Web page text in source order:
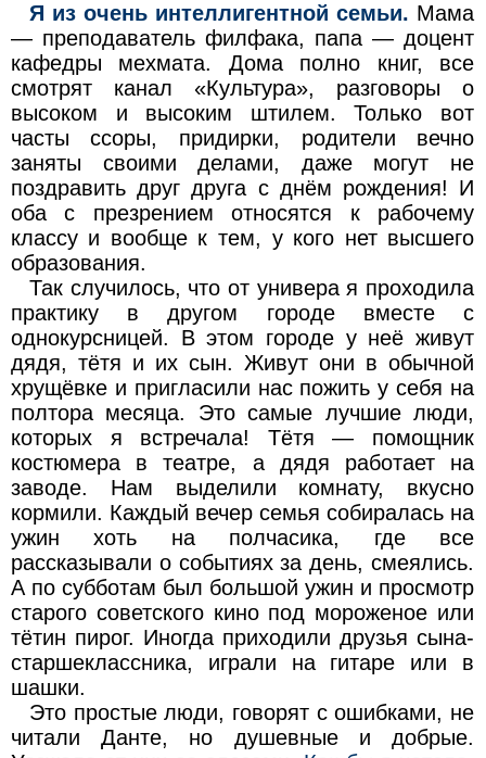
Я из очень интеллигентной семьи. Мама
— преподаватель филфака, папа — доцент
кафедры мехмата. Дома полно книг, все
смотрят канал «Культура», разговоры о
высоком и высоким штилем. Только вот
часты ссоры, придирки, родители вечно
заняты своими делами, даже могут не
поздравить друг друга с днём рождения! И
оба с презрением относятся к рабочему
классу и вообще к тем, у кого нет высшего
образования.
Так случилось, что от универа я проходила
практику в другом городе вместе с
однокурсницей. В этом городе у неё живут
дядя, тётя и их сын. Живут они в обычной
хрущёвке и пригласили нас пожить у себя на
полтора месяца. Это самые лучшие люди,
которых я встречала! Тётя — помощник
костюмера в театре, а дядя работает на
заводе. Нам выделили комнату, вкусно
кормили. Каждый вечер семья собиралась на
ужин хоть на полчасика, где все
рассказывали о событиях за день, смеялись.
А по субботам был большой ужин и просмотр
старого советского кино под мороженое или
тётин пирог. Иногда приходили друзья сына-
старшеклассника, играли на гитаре или в
шашки.
Это простые люди, говорят с ошибками, не
читали Данте, но душевные и добрые.